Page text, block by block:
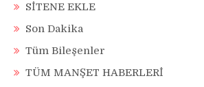
SİTENE EKLE
Son Dakika
Tüm Bileşenler
TÜM MANŞET HABERLERİ